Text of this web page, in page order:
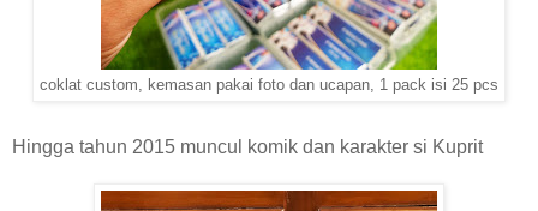
coklat custom, kemasan pakai foto dan ucapan, 1 pack isi 25 pcs
Hingga tahun 2015 muncul komik dan karakter si Kuprit